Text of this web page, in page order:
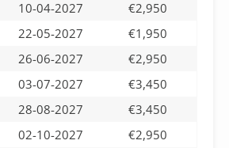
10-04-2027
€2,950
22-05-2027
€1,950
26-06-2027
€2,950
03-07-2027
€3,450
28-08-2027
€3,450
02-10-2027
€2,950